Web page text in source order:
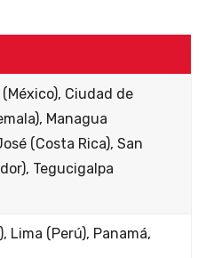
Ciudad de
Managua
(Costa Rica), San
Tegucigalpa
Lima (Perú), Panamá,